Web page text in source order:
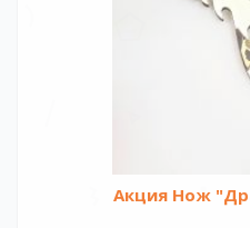
Акция Нож